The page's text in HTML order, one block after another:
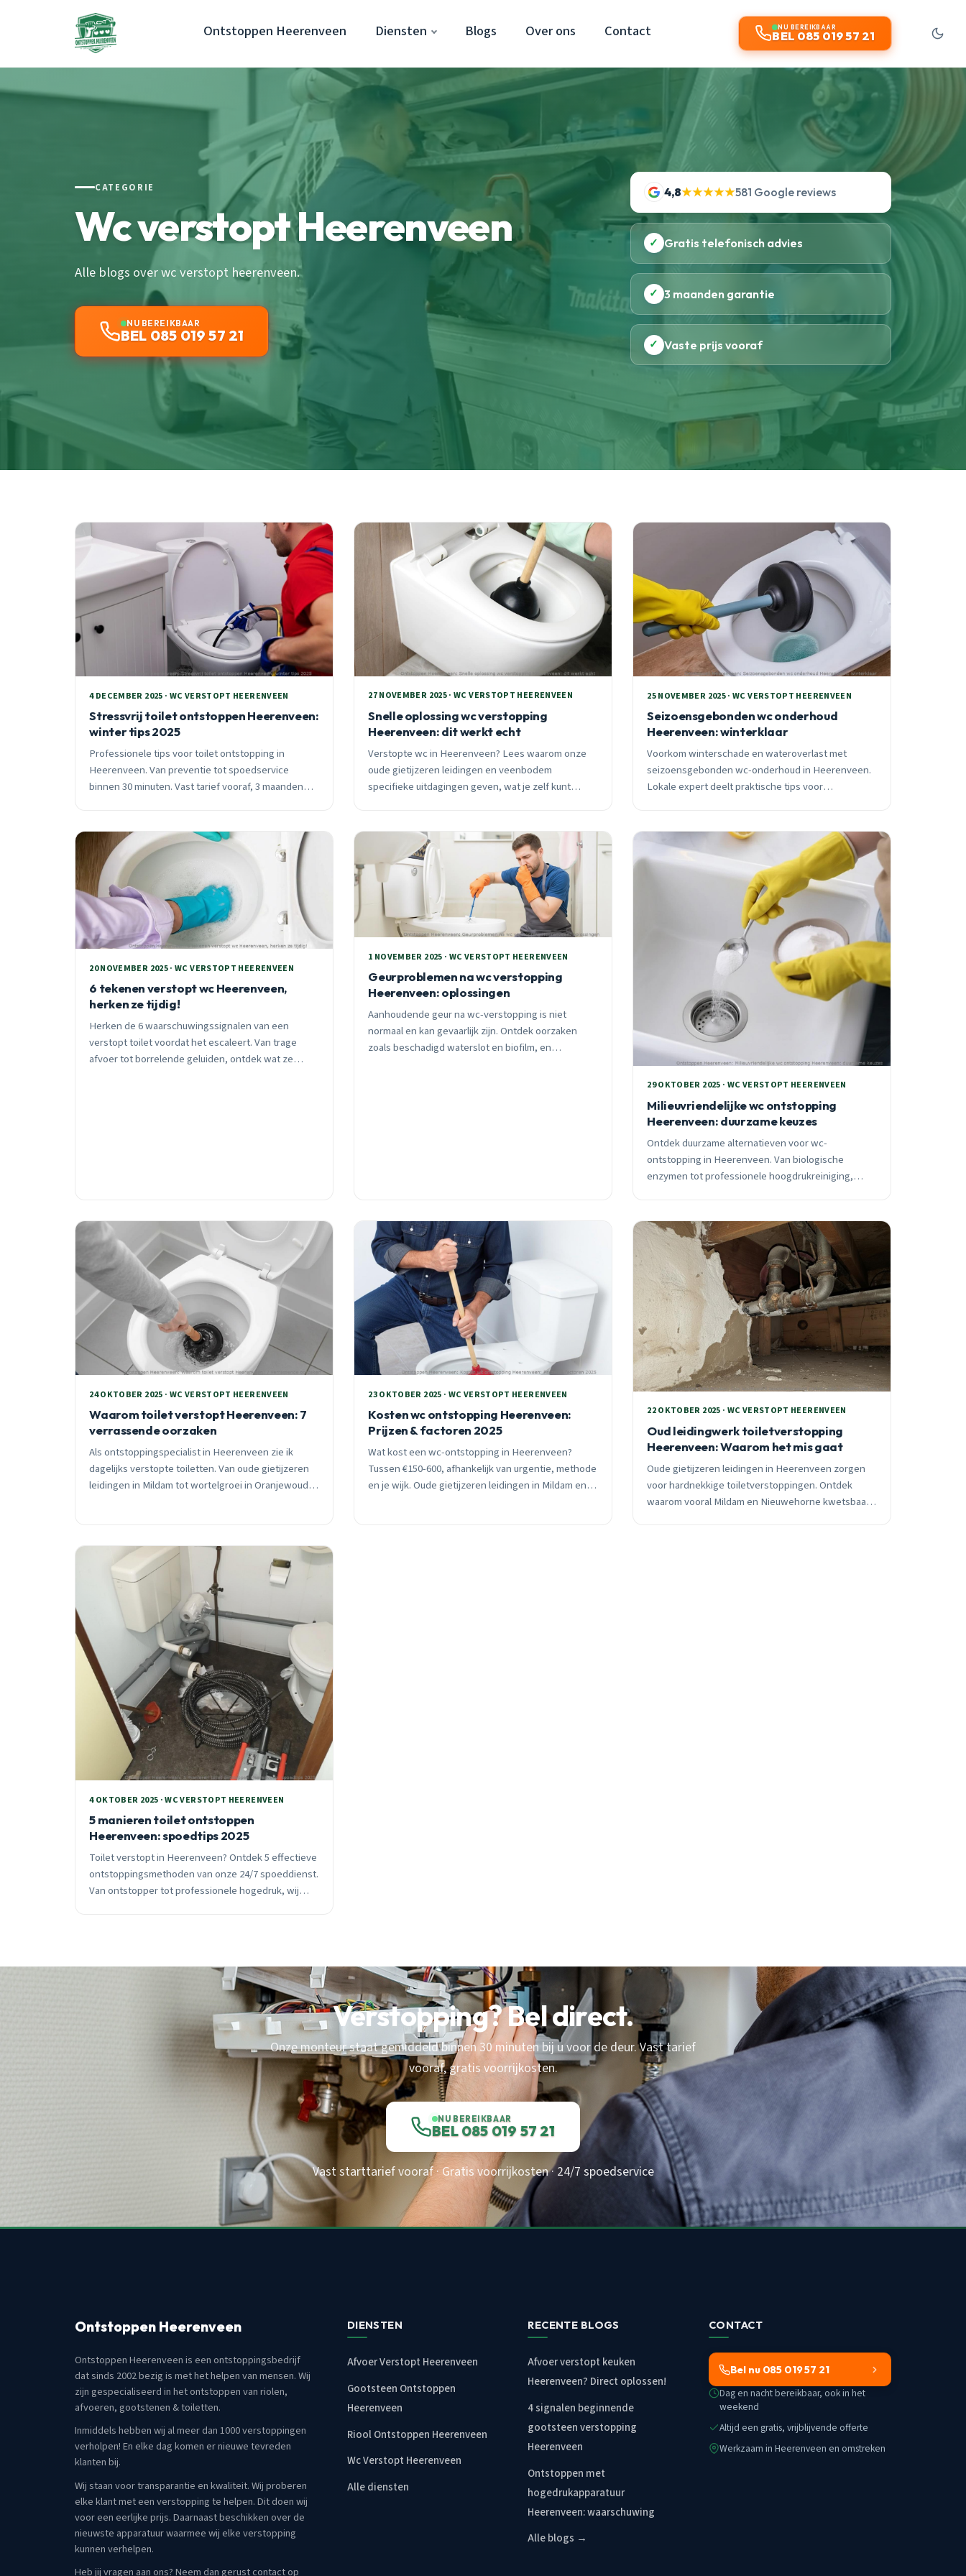
Ontstoppen Heerenveen Diensten Blogs Over ons Contact NU BEREIKBAAR
BEL 085 019 57 21
CATEGORIE
Wc verstopt Heerenveen
Alle blogs over wc verstopt heerenveen.
NU BEREIKBAAR
BEL 085 019 57 21
4,8★★★★★581 Google reviews
✓ Gratis telefonisch advies
✓ 3 maanden garantie
✓ Vaste prijs vooraf
4 DECEMBER 2025 · WC VERSTOPT HEERENVEEN
Stressvrij toilet ontstoppen Heerenveen:
winter tips 2025
Professionele tips voor toilet ontstopping in
Heerenveen. Van preventie tot spoedservice
binnen 30 minuten. Vast tarief vooraf, 3 maanden
27 NOVEMBER 2025 · WC VERSTOPT HEERENVEEN
Snelle oplossing wc verstopping
Heerenveen: dit werkt echt
Verstopte wc in Heerenveen? Lees waarom onze
oude gietijzeren leidingen en veenbodem
specifieke uitdagingen geven, wat je zelf kunt
25 NOVEMBER 2025 · WC VERSTOPT HEERENVEEN
Seizoensgebonden wc onderhoud
Heerenveen: winterklaar
Voorkom winterschade en wateroverlast met
seizoensgebonden wc-onderhoud in Heerenveen.
Lokale expert deelt praktische tips voor
20 NOVEMBER 2025 · WC VERSTOPT HEERENVEEN
6 tekenen verstopt wc Heerenveen,
herken ze tijdig!
Herken de 6 waarschuwingssignalen van een
verstopt toilet voordat het escaleert. Van trage
afvoer tot borrelende geluiden, ontdek wat ze
1 NOVEMBER 2025 · WC VERSTOPT HEERENVEEN
Geurproblemen na wc verstopping
Heerenveen: oplossingen
Aanhoudende geur na wc-verstopping is niet
normaal en kan gevaarlijk zijn. Ontdek oorzaken
zoals beschadigd waterslot en biofilm, en
29 OKTOBER 2025 · WC VERSTOPT HEERENVEEN
Milieuvriendelijke wc ontstopping
Heerenveen: duurzame keuzes
Ontdek duurzame alternatieven voor wc-
ontstopping in Heerenveen. Van biologische
enzymen tot professionele hoogdrukreiniging,
24 OKTOBER 2025 · WC VERSTOPT HEERENVEEN
Waarom toilet verstopt Heerenveen: 7
verrassende oorzaken
Als ontstoppingspecialist in Heerenveen zie ik
dagelijks verstopte toiletten. Van oude gietijzeren
leidingen in Mildam tot wortelgroei in Oranjewoud,
23 OKTOBER 2025 · WC VERSTOPT HEERENVEEN
Kosten wc ontstopping Heerenveen:
Prijzen & factoren 2025
Wat kost een wc-ontstopping in Heerenveen?
Tussen €150-600, afhankelijk van urgentie, methode
en je wijk. Oude gietijzeren leidingen in Mildam en
22 OKTOBER 2025 · WC VERSTOPT HEERENVEEN
Oud leidingwerk toiletverstopping
Heerenveen: Waarom het mis gaat
Oude gietijzeren leidingen in Heerenveen zorgen
voor hardnekkige toiletverstoppingen. Ontdek
waarom vooral Mildam en Nieuwehorne kwetsbaar
4 OKTOBER 2025 · WC VERSTOPT HEERENVEEN
5 manieren toilet ontstoppen
Heerenveen: spoedtips 2025
Toilet verstopt in Heerenveen? Ontdek 5 effectieve
ontstoppingsmethoden van onze 24/7 spoeddienst.
Van ontstopper tot professionele hogedruk, wij
Verstopping? Bel direct.
Onze monteur staat gemiddeld binnen 30 minuten bij u voor de deur. Vast tarief
vooraf, gratis voorrijkosten.
NU BEREIKBAAR
BEL 085 019 57 21
Vast starttarief vooraf · Gratis voorrijkosten · 24/7 spoedservice
Ontstoppen Heerenveen
Ontstoppen Heerenveen is een ontstoppingsbedrijf
dat sinds 2002 bezig is met het helpen van mensen. Wij
zijn gespecialiseerd in het ontstoppen van riolen,
afvoeren, gootstenen & toiletten.
Inmiddels hebben wij al meer dan 1000 verstoppingen
verholpen! En elke dag komen er nieuwe tevreden
klanten bij.
Wij staan voor transparantie en kwaliteit. Wij proberen
elke klant met een verstopping te helpen. Dit doen wij
voor een eerlijke prijs. Daarnaast beschikken over de
nieuwste apparatuur waarmee wij elke verstopping
kunnen verhelpen.
Heb jij vragen aan ons? Neem dan gerust contact op
DIENSTEN
Afvoer Verstopt Heerenveen
Gootsteen Ontstoppen
Heerenveen
Riool Ontstoppen Heerenveen
Wc Verstopt Heerenveen
Alle diensten
RECENTE BLOGS
Afvoer verstopt keuken
Heerenveen? Direct oplossen!
4 signalen beginnende
gootsteen verstopping
Heerenveen
Ontstoppen met
hogedrukapparatuur
Heerenveen: waarschuwing
Alle blogs →
CONTACT
Bel nu 085 019 57 21
Dag en nacht bereikbaar, ook in het
weekend
Altijd een gratis, vrijblijvende offerte
Werkzaam in Heerenveen en omstreken